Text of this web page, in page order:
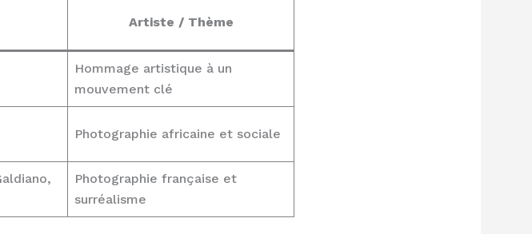
Artiste / Thème
Hommage artistique à un
mouvement clé
Photographie africaine et sociale
Photographie française et
surréalisme